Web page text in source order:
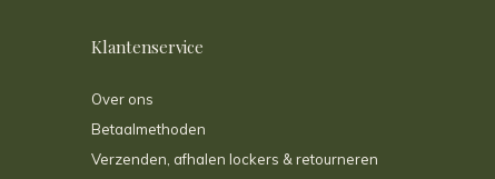
Klantenservice
Over ons
Betaalmethoden
Verzenden, afhalen lockers & retourneren